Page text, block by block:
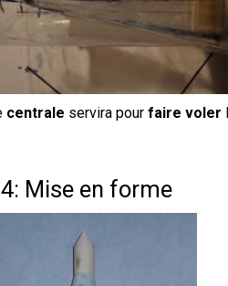
centrale servira pour faire voler
Mise en forme